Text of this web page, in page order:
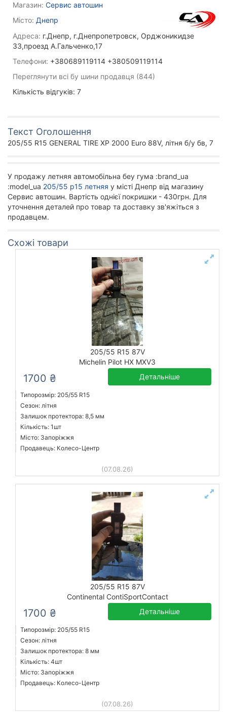
Магазин: Сервис автошин
Місто: Днепр
Адреса: г.Днепр, г.Днепропетровск, Орджоникидзе
33,проезд А.Гальченко,17
Телефони: +380689119114 +380509119114
Переглянути всі бу шини продавця (844)
Кількість відгуків: 7
Текст Оголошення
205/55 R15 GENERAL TIRE XP 2000 Euro 88V, літня б/у бв, 7
У продажу летняя автомобільна беу гума :brand_ua
:model_ua 205/55 р15 летняя у місті Днепр від магазину
Сервис автошин. Вартість однієї покришки - 430грн. Для
уточнення деталей про товар та доставку зв'яжіться з
продавцем.
Схожі товари
205/55 R15 87V
Michelin Pilot HX MXV3
1700 ₴ Детальніше
Типорозмір: 205/55 R15
Сезон: літня
Залишок протектора: 8,5 мм
Кількість: 1шт
Місто: Запоріжжя
Продавець: Колесо-Центр
(07.08.26)
205/55 R15 87V
Continental ContiSportContact
1700 ₴ Детальніше
Типорозмір: 205/55 R15
Сезон: літня
Залишок протектора: 8 мм
Кількість: 4шт
Місто: Запоріжжя
Продавець: Колесо-Центр
(07.08.26)